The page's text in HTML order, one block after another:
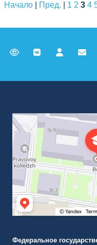
Начало
Пред. 1 2 3 4
Российский университет
ВУЗ в Москве
Федеральное